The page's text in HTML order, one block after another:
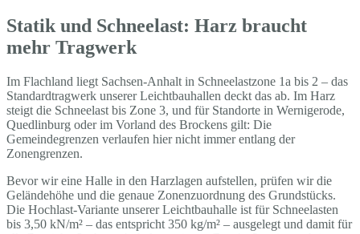
Statik und Schneelast: Harz braucht
mehr Tragwerk
Im Flachland liegt Sachsen-Anhalt in Schneelastzone 1a bis 2 – das
Standardtragwerk unserer Leichtbauhallen deckt das ab. Im Harz
steigt die Schneelast bis Zone 3, und für Standorte in Wernigerode,
Quedlinburg oder im Vorland des Brockens gilt: Die
Gemeindegrenzen verlaufen hier nicht immer entlang der
Zonengrenzen.
Bevor wir eine Halle in den Harzlagen aufstellen, prüfen wir die
Geländehöhe und die genaue Zonenzuordnung des Grundstücks.
Die Hochlast-Variante unserer Leichtbauhalle ist für Schneelasten
bis 3,50 kN/m² – das entspricht 350 kg/m² – ausgelegt und damit für